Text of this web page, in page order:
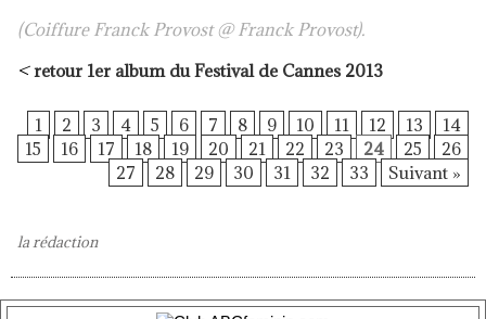
(Coiffure Franck Provost @ Franck Provost).
<retour 1er album du Festival de Cannes 2013
1 2 3 4 5 6 7 8 9 10 11 12 13
14
15
16 17 18 19 20 21 22 23 24 25
26
27
28 29 30 31 32 33 Suivant »
la rédaction